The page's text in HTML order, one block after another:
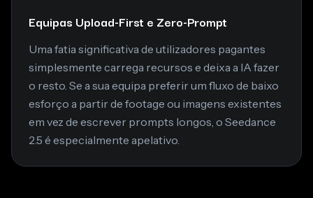
Equipas Upload-First e Zero-Prompt
Uma fatia significativa de utilizadores pagantes
simplesmente carrega recursos e deixa a IA fazer
o resto. Se a sua equipa preferir um fluxo de baixo
esforço a partir de footage ou imagens existentes
em vez de escrever prompts longos, o Seedance
2.5 é especialmente apelativo.